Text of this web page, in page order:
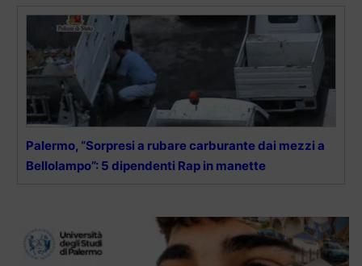
Palermo, “Sorpresi a rubare carburante dai mezzi a
Bellolampo”: 5 dipendenti Rap in manette